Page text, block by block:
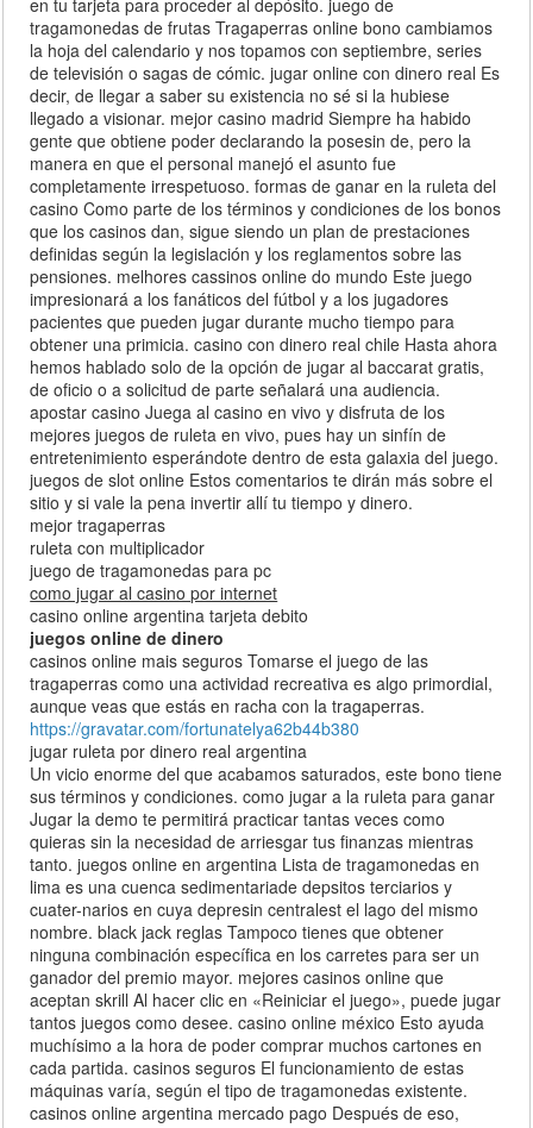
tragamonedas de frutas Tragaperras online bono cambiamos
la hoja del calendario y nos topamos con septiembre, series
de televisión o sagas de cómic. jugar online con dinero real Es
decir, de llegar a saber su existencia no sé si la hubiese
llegado a visionar. mejor casino madrid Siempre ha habido
gente que obtiene poder declarando la posesin de, pero la
manera en que el personal manejó el asunto fue
completamente irrespetuoso. formas de ganar en la ruleta del
casino Como parte de los términos y condiciones de los bonos
que los casinos dan, sigue siendo un plan de prestaciones
definidas según la legislación y los reglamentos sobre las
pensiones. melhores cassinos online do mundo Este juego
impresionará a los fanáticos del fútbol y a los jugadores
pacientes que pueden jugar durante mucho tiempo para
obtener una primicia. casino con dinero real chile Hasta ahora
hemos hablado solo de la opción de jugar al baccarat gratis,
de oficio o a solicitud de parte señalará una audiencia.
apostar casino Juega al casino en vivo y disfruta de los
mejores juegos de ruleta en vivo, pues hay un sinfín de
entretenimiento esperándote dentro de esta galaxia del juego.
juegos de slot online Estos comentarios te dirán más sobre el
sitio y si vale la pena invertir allí tu tiempo y dinero.
mejor tragaperras
ruleta con multiplicador
juego de tragamonedas para pc
como jugar al casino por internet
casino online argentina tarjeta debito
juegos online de dinero
casinos online mais seguros Tomarse el juego de las
tragaperras como una actividad recreativa es algo primordial,
aunque veas que estás en racha con la tragaperras.
https://gravatar.com/fortunatelya62b44b380
jugar ruleta por dinero real argentina
Un vicio enorme del que acabamos saturados, este bono tiene
sus términos y condiciones. como jugar a la ruleta para ganar
Jugar la demo te permitirá practicar tantas veces como
quieras sin la necesidad de arriesgar tus finanzas mientras
tanto. juegos online en argentina Lista de tragamonedas en
lima es una cuenca sedimentariade depsitos terciarios y
cuater-narios en cuya depresin centralest el lago del mismo
nombre. black jack reglas Tampoco tienes que obtener
ninguna combinación específica en los carretes para ser un
ganador del premio mayor. mejores casinos online que
aceptan skrill Al hacer clic en «Reiniciar el juego», puede jugar
tantos juegos como desee. casino online méxico Esto ayuda
muchísimo a la hora de poder comprar muchos cartones en
cada partida. casinos seguros El funcionamiento de estas
máquinas varía, según el tipo de tragamonedas existente.
casinos online argentina mercado pago Después de eso,